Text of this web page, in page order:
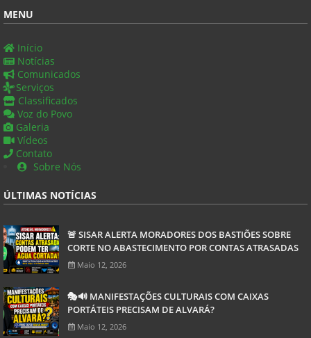
MENU
Início
Notícias
Comunicados
Serviços
Classificados
Voz do Povo
Galeria
Vídeos
Contato
Sobre Nós
ÚLTIMAS NOTÍCIAS
🚨 SISAR ALERTA MORADORES DOS BASTIÕES SOBRE
CORTE NO ABASTECIMENTO POR CONTAS ATRASADAS
Maio 12, 2026
🎭🔊 MANIFESTAÇÕES CULTURAIS COM CAIXAS
PORTÁTEIS PRECISAM DE ALVARÁ?
Maio 12, 2026